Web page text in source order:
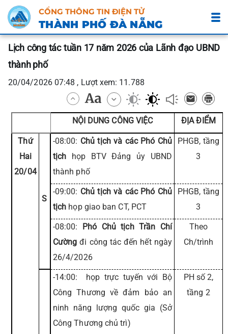
CỔNG THÔNG TIN ĐIỆN TỬ
THÀNH PHỐ ĐÀ NẴNG
Lịch công tác tuần 17 năm 2026 của Lãnh đạo UBND
thành phố
20/04/2026 07:48 , Lượt xem: 11.788
NỘI DUNG CÔNG VIỆC ĐỊA ĐIỂM
Thứ
Hai
20/04
S
-08:00: Chủ tịch và các Phó Chủ
tịch họp BTV Đảng ủy UBND
thành phố
PHGB, tầng
3
-09:00: Chủ tịch và các Phó Chủ
tịch họp giao ban CT, PCT
PHGB, tầng
3
-08:00: Phó Chủ tịch Trần Chí
Cường đi công tác đến hết ngày
26/4/2026
Theo
Ch/trình
-14:00: họp trực tuyến với Bộ
Công Thương về đảm bảo an
ninh năng lượng quốc gia (Sở
Công Thương chủ trì)
PH số 2,
tầng 2